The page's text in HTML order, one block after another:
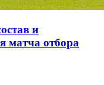
и
матча отбора